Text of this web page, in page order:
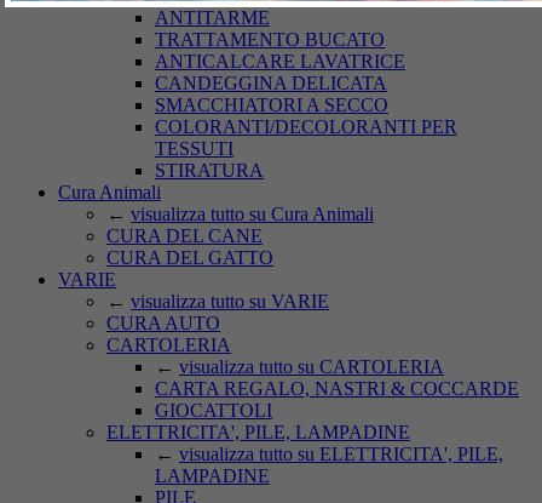
ANTITARME
TRATTAMENTO BUCATO
ANTICALCARE LAVATRICE
CANDEGGINA DELICATA
SMACCHIATORI A SECCO
COLORANTI/DECOLORANTI PER
TESSUTI
STIRATURA
Cura Animali
← visualizza tutto su Cura Animali
CURA DEL CANE
CURA DEL GATTO
VARIE
← visualizza tutto su VARIE
CURA AUTO
CARTOLERIA
← visualizza tutto su CARTOLERIA
CARTA REGALO, NASTRI & COCCARDE
GIOCATTOLI
ELETTRICITA', PILE, LAMPADINE
← visualizza tutto su ELETTRICITA', PILE,
LAMPADINE
PILE